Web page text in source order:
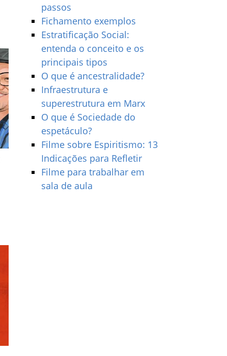
passos
Fichamento exemplos
Estratificação Social:
entenda o conceito e os
principais tipos
O que é ancestralidade?
Infraestrutura e
superestrutura em Marx
O que é Sociedade do
espetáculo?
Filme sobre Espiritismo: 13
Indicações para Refletir
Filme para trabalhar em
sala de aula